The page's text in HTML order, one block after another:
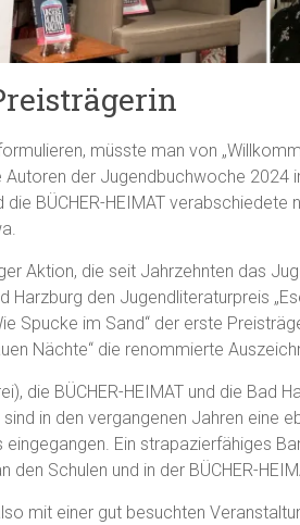
müsste man von
Autoren der Jugendbuchwoche 2024
BÜCHER-HEIMAT verabschiedete
Aktion, die seit Jahrzehnten das
den Jugendliteraturpreis
Spucke im Sand“ der erste
Nächte“ die renommierte
die BÜCHER-HEIMAT und die Bad
in den vergangenen Jahren eine
Ein strapazierfähiges
Schulen und in der BÜCHER-
mit einer gut besuchten